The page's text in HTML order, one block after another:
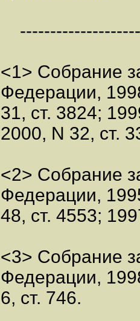
<1> Собрание
Федерации,
31, ст. 3824;
2000, N 32, ст.
<2> Собрание
Федерации,
48, ст. 4553;
<3> Собрание
Федерации,
6, ст. 746.